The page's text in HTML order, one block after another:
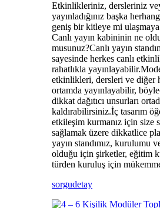
Etkinlikleriniz, dersleriniz
yayınladığınız başka
geniş bir kitleye mi ulaşmaya
Canlı yayın kabininin ne
musunuz?Canlı yayın
sayesinde herkes canlı
rahatlıkla
etkinlikleri, dersleri ve diğer
ortamda yayınlayabilir,
dikkat dağıtıcı unsurları
kaldırabilirsiniz.İç tasarım
etkileşim kurmanız için size
sağlamak üzere dikkatlice
yayın standımız, kurulumu
olduğu için şirketler, eğitim
türden kuruluş için
sorgudetay